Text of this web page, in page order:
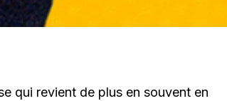
qui revient de plus en souvent en